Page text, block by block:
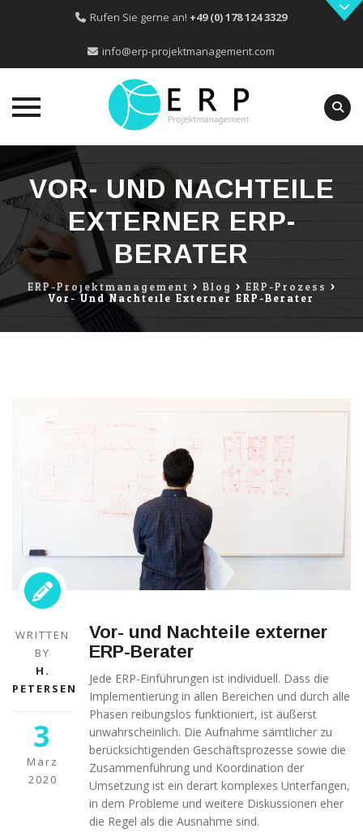
Rufen Sie gerne an! +49 (0) 178 124 3329
info@erp-projektmanagement.com
to
contentVOR- UND NACHTEILE
EXTERNER ERP-
BERATER
ERP-Projektmanagement > Blog > ERP-Prozess >
Vor- Und Nachteile Externer ERP-Berater
WRITTEN
BY
H.
PETERSEN
3
März
2020
Vor- und Nachteile externer
ERP-Berater
Jede ERP-Einführungen ist individuell. Dass die
Implementierung in allen Bereichen und durch alle
Phasen reibungslos funktioniert, ist äußerst
unwahrscheinlich. Die Aufnahme sämtlicher zu
berücksichtigenden Geschäftsprozesse sowie die
Zusammenführung und Koordination der
Umsetzung ist ein derart komplexes Unterfangen,
in dem Probleme und weitere Diskussionen eher
die Regel als die Ausnahme sind.
Cookies
Diese Cookies
sind nicht
optional,
technisch für
die Webseite
notwendig.
Daher ist hier
keine
Einschränkung
möglich.
Statistiken
Diese Cookies
helfen uns dabei
die Funktionalität